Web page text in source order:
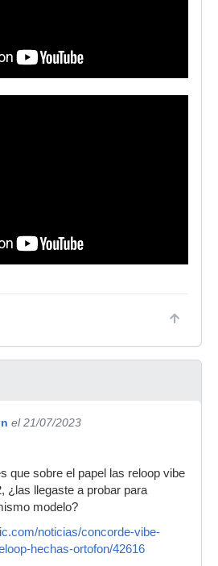
el 21/07/2023
que sobre el papel las reloop vibe
¿las llegaste a probar para
modelo?
noticias/concorde-vibe-
hechas-ortofon/42616